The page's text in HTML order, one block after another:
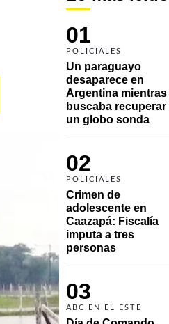
01
POLICIALES
Un paraguayo
desaparece en
Argentina mientras
buscaba recuperar
un globo sonda
02
POLICIALES
Crimen de
adolescente en
Caazapá: Fiscalía
imputa a tres
personas
03
ABC EN EL ESTE